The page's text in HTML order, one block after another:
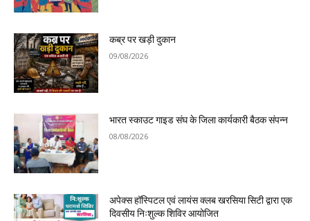
कब्र पर खड़ी दुकान
09/08/2026
भारत स्काउट गाइड संघ के जिला कार्यकारी बैठक संपन्न
08/08/2026
अपेक्स हॉस्पिटल एवं लायंस क्लब खरसिया सिटी द्वारा एक
दिवसीय निःशुल्क शिविर आयोजित